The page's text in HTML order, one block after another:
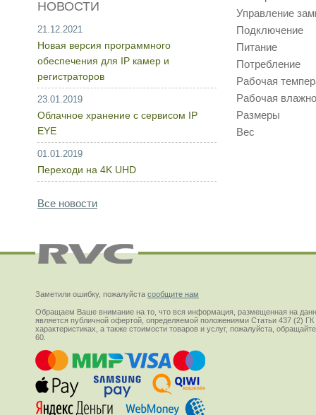
Управление
Питание
Рабочая
Рабочая
Размеры
Вес
НОВОСТИ
21.12.2021
Новая версия программного
обеспечения для IP камер и
регистраторов
23.01.2019
Облачное хранение с сервисом IP
EYE
01.01.2019
Переходи на 4K UHD
Все новости
Заметили ошибку, пожалуйста сообщите нам
Обращаем Ваше внимание на то, что вся информация, размещенная на
является публичной офертой, определяемой положениями Статьи 437 (2)
характеристиках, а также стоимости товаров и услуг, пожалуйста,
60.